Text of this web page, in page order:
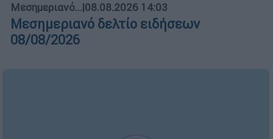
Μεσημεριανό...|08.08.2026 14:03
Μεσημεριανό δελτίο ειδήσεων
08/08/2026